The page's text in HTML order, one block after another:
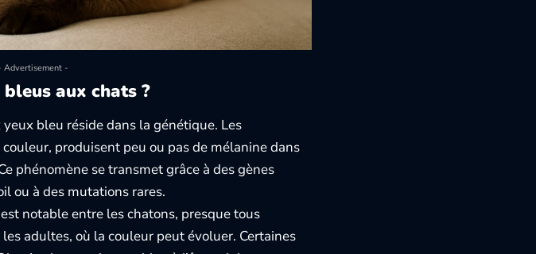
Advertisement -
bleus aux chats ?
bleu réside dans la génétique. Les
produisent peu ou pas de mélanine dans
phénomène se transmet grâce à des gènes
ou à des mutations rares.
notable entre les chatons, presque tous
adultes, où la couleur peut évoluer. Certaines